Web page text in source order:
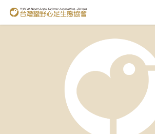
台灣蠻野心足生態協會